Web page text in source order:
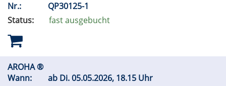
Nr.:
QP30125-1
Status:
fast ausgebucht
AROHA ®
Wann:
ab Di.05.05.2026, 18.15 Uhr